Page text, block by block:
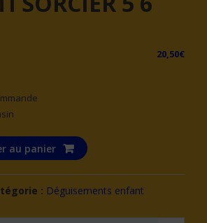
20,50€
au panier
: Déguisements enfant